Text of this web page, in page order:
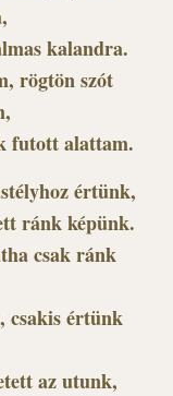
kalandra.
rögtön szót
futott alattam.
értünk,
ránk képünk.
csak ránk
csakis értünk
az utunk,